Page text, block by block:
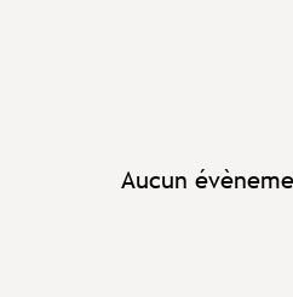
Aucun